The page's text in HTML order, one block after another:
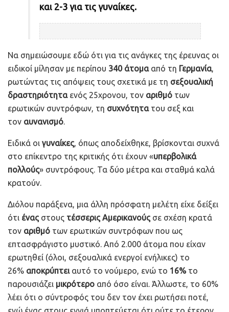
και 2-3 για τις γυναίκες.
Να σημειώσουμε εδώ ότι για τις ανάγκες της έρευνας οι
ειδικοί μίλησαν με περίπου 340 άτομααπό τη Γερμανία,
ρωτώντας τις απόψεις τους σχετικά με τη σεξουαλική
δραστηριότηταενός 25χρονου, τον αριθμό των
ερωτικών συντρόφων, τη συχνότητατου σεξ και
τον αυνανισμό.
Ειδικά οι γυναίκες, όπως αποδείχθηκε, βρίσκονται συχνά
στο επίκεντρο της κριτικής ότι έχουν «υπερβολικά
πολλούς» συντρόφους. Τα δύο μέτρα και σταθμά καλά
κρατούν.
Διόλου παράξενα, μια άλλη πρόσφατη μελέτη είχε δείξει
ότι ένας στους τέσσερις Αμερικανούς σε σχέση κρατά
τον αριθμό των ερωτικών συντρόφων που ως
επτασφράγιστο μυστικό. Από 2.000 άτομα που είχαν
ερωτηθεί (όλοι, σεξουαλικά ενεργοί ενήλικες) το
26% αποκρύπτειαυτό το νούμερο, ενώ το 16%το
παρουσιάζει μικρότερο από όσο είναι. Άλλωστε, το 60%
λέει ότι ο σύντροφός του δεν τον έχει ρωτήσει ποτέ,